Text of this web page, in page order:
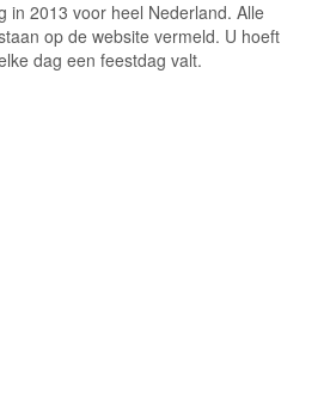
in 2013 voor heel Nederland. Alle
op de website vermeld. U hoeft
dag een feestdag valt.